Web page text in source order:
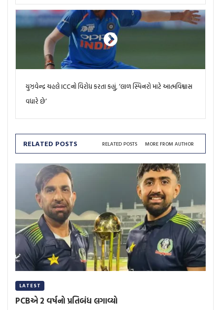
યુઝવેન્દ્ર ચહલે ICCનો વિરોધ કરતા કહ્યું, ‘લાળ સ્પિનરો માટે આત્મવિશ્વાસ
વધારે છે’
RELATED POSTS RELATED POSTS MORE FROM AUTHOR
LATEST
PCBએ 2 વર્ષનો પ્રતિબંધ લગાવ્યો